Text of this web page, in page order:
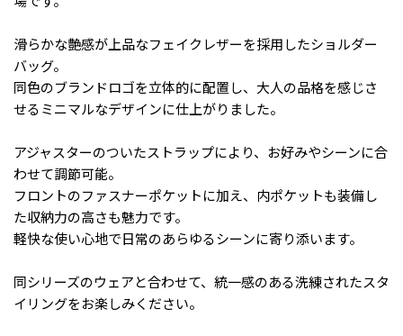
滑らかな艶感が上品なフェイクレザーを採用したショルダー
バッグ。
同色のブランドロゴを立体的に配置し、大人の品格を感じさ
せるミニマルなデザインに仕上がりました。
アジャスターのついたストラップにより、お好みやシーンに合
わせて調節可能。
フロントのファスナーポケットに加え、内ポケットも装備し
た収納力の高さも魅力です。
軽快な使い心地で日常のあらゆるシーンに寄り添います。
同シリーズのウェアと合わせて、統一感のある洗練されたスタ
イリングをお楽しみください。